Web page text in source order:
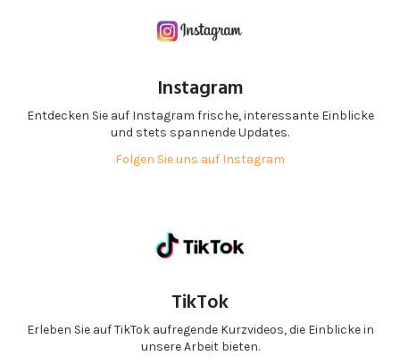
Instagram
Entdecken Sie auf Instagram frische, interessante Einblicke
und stets spannende Updates.
Folgen Sie uns auf Instagram
TikTok
Erleben Sie auf TikTok aufregende Kurzvideos, die Einblicke in
unsere Arbeit bieten.